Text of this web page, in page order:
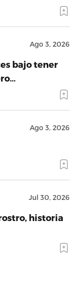
Ago 3, 2026
bajo tener
Ago 3, 2026
Jul 30, 2026
historia